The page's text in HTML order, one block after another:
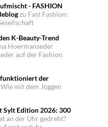
- FASHION
zu Fast Fashion:
K-Beauty-Trend
Hoermanseder
auf der Fashion
funktioniert der
Wie mit dem Joggen
Sylt Edition 2026: 300
an der Uhr gedreht?